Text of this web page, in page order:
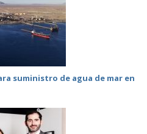
suministro de agua de mar en